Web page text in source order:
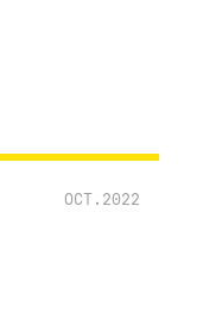
OCT.2022